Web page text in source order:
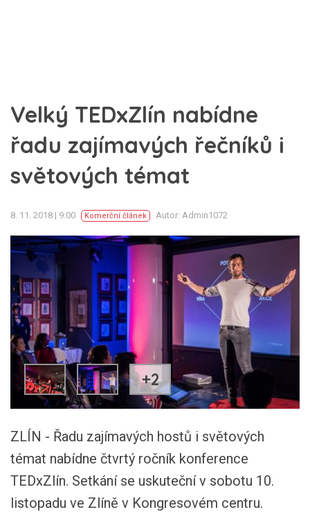
Velký TEDxZlín nabídne
řadu zajímavých řečníků i
světových témat
8. 11. 2018 | 9:00 Komerční článek Autor: Admin1072
+2
ZLÍN - Řadu zajímavých hostů i světových
témat nabídne čtvrtý ročník konference
TEDxZlín. Setkání se uskuteční v sobotu 10.
listopadu ve Zlíně v Kongresovém centru.